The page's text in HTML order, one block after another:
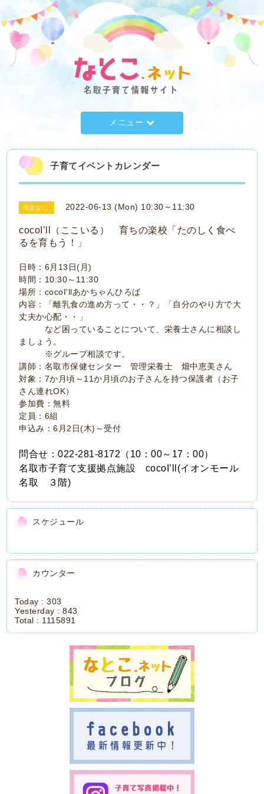
メニュー
子育てイベントカレンダー
指定なし 2022-06-13 (Mon) 10:30～11:30
cocoI’ll（ここいる） 育ちの楽校「たのしく食べ
るを育もう！」
日時：6月13日(月)
時間：10:30～11:30
場所：cocoI'llあかちゃんひろば
内容：「離乳食の進め方って・・？」「自分のやり方で大
丈夫か心配・・」
など困っていることについて、栄養士さんに相談し
ましょう。
※グループ相談です。
講師：名取市保健センター 管理栄養士 畑中恵美さん
対象：7か月頃～11か月頃のお子さんを持つ保護者（お子
さん連れOK）
参加費：無料
定員：6組
申込み：6月2日(木)～受付
問合せ：022‐281-8172（10：00～17：00）
名取市子育て支援拠点施設 cocoI’ll(イオンモール
名取 ３階)
スケジュール
カウンター
Today :303
Yesterday :843
Total : 1115891